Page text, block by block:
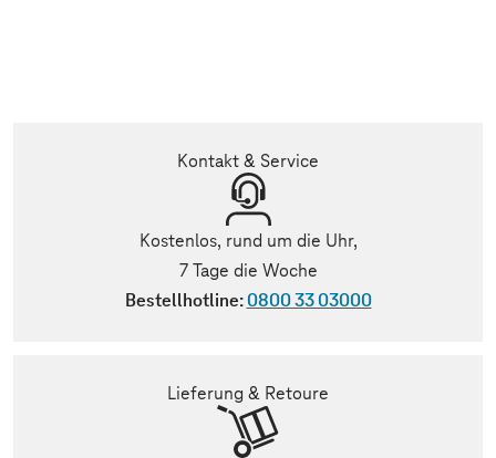
Kontakt & Service
Kostenlos, rund um die Uhr,
7 Tage die Woche
Bestellhotline:0800 33 03000
Lieferung & Retoure